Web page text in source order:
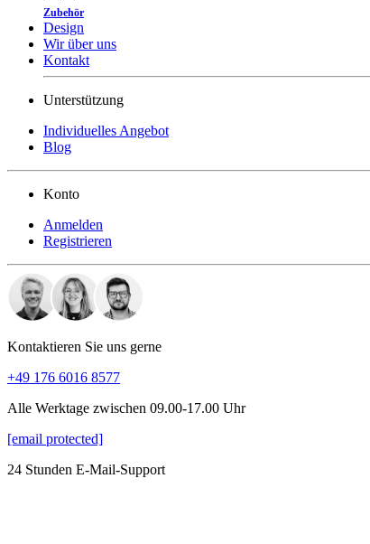
Zubehör
Design
Wir über uns
Kontakt
Unterstützung
Individuelles Angebot
Blog
Konto
Anmelden
Registrieren
Kontaktieren Sie uns gerne
+49 176 6016 8577
Alle Werktage zwischen 09.00-17.00 Uhr
[email protected]
24 Stunden E-Mail-Support